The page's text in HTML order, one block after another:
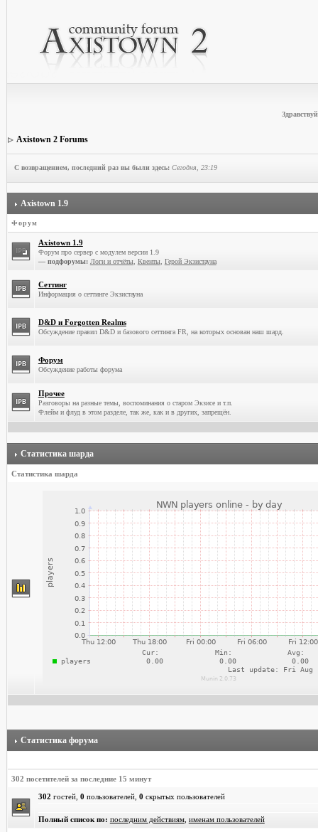
Axistown 2 Forums
С возвращением, последний раз вы были здесь: Сегодня, 23:19
Axistown 1.9
Форум
Axistown 1.9
Форум про сервер с модулем версии 1.9
— подфорумы: Логи и отчёты, Квенты, Герой Экзистауна
Сеттинг
Информация о сеттинге Экзистауна
D&D и Forgotten Realms
Обсуждение правил D&D и базового сеттинга FR, на которых основан наш шард.
Форум
Обсуждение работы форума
Прочее
Разговоры на разные темы, воспоминания о старом Экзисе и т.п.
Флейм и флуд в этом разделе, так же, как и в других, запрещён.
Статистика шарда
Статистика шарда
Статистика форума
302 посетителей за последние 15 минут
302 гостей, 0 пользователей, 0 скрытых пользователей
Полный список по: последним действиям, именам пользователей